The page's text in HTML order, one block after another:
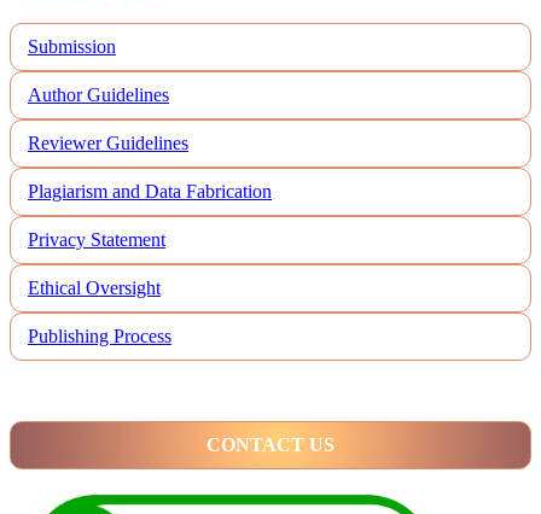
Submission
Author Guidelines
Reviewer Guidelines
Plagiarism and Data Fabrication
Privacy Statement
Ethical Oversight
Publishing Process
CONTACT US